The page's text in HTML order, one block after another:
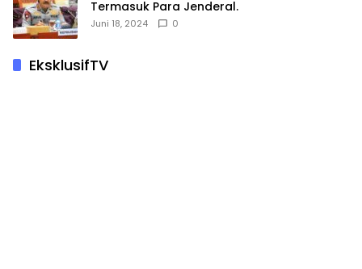
Termasuk Para Jenderal.
Juni 18, 2024 0
EksklusifTV